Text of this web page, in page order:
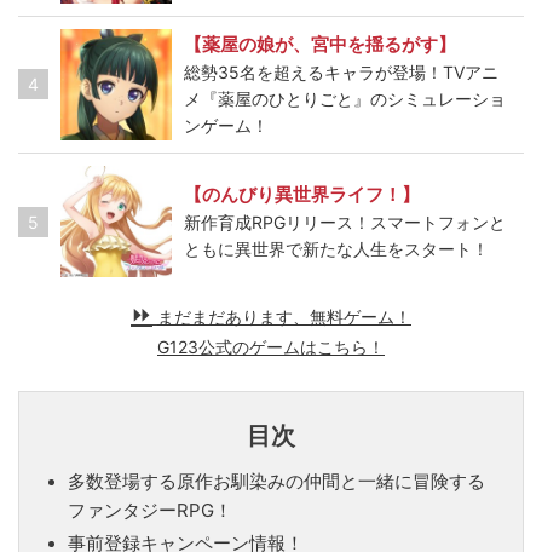
4
【薬屋の娘が、宮中を揺るがす】
総勢35名を超えるキャラが登場！TVアニ
メ『薬屋のひとりごと』のシミュレーショ
ンゲーム！
5
【のんびり異世界ライフ！】
新作育成RPGリリース！スマートフォンと
ともに異世界で新たな人生をスタート！
まだまだあります、無料ゲーム！
G123公式のゲームはこちら！
目次
多数登場する原作お馴染みの仲間と一緒に冒険する
ファンタジーRPG！
事前登録キャンペーン情報！